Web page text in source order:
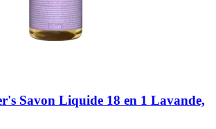
Savon Liquide 18 en 1 Lavande,